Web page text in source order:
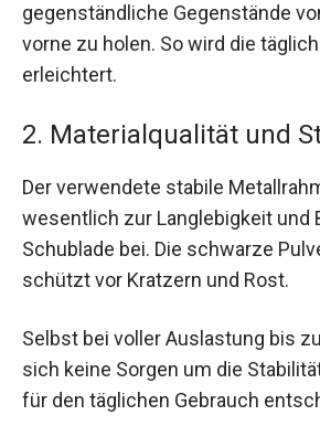
gegenständliche Gegenstände
vorne zu holen. So wird die
erleichtert.
2. Materialqualität und
Der verwendete stabile
wesentlich zur Langlebigkeit und
Schublade bei. Die schwarze
schützt vor Kratzern und Rost.
Selbst bei voller Auslastung bis
sich keine Sorgen um die
für den täglichen Gebrauch